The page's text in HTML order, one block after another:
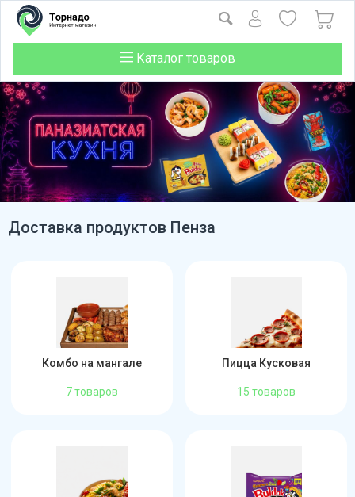
Каталог товаров
Доставка продуктов Пенза
Комбо на мангале
7 товаров
Пицца Кусковая
15 товаров